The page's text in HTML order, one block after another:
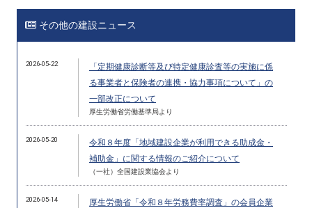
その他の建設ニュース
2026-05-22
「定期健康診断等及び特定健康診査等の実施に係
る事業者と保険者の連携・協力事項について」の
一部改正について
厚生労働省労働基準局より
2026-05-20
令和８年度「地域建設企業が利用できる助成金・
補助金」に関する情報のご紹介について
（一社）全国建設業協会より
2026-05-14
厚生労働省「令和８年労務費率調査」の会員企業